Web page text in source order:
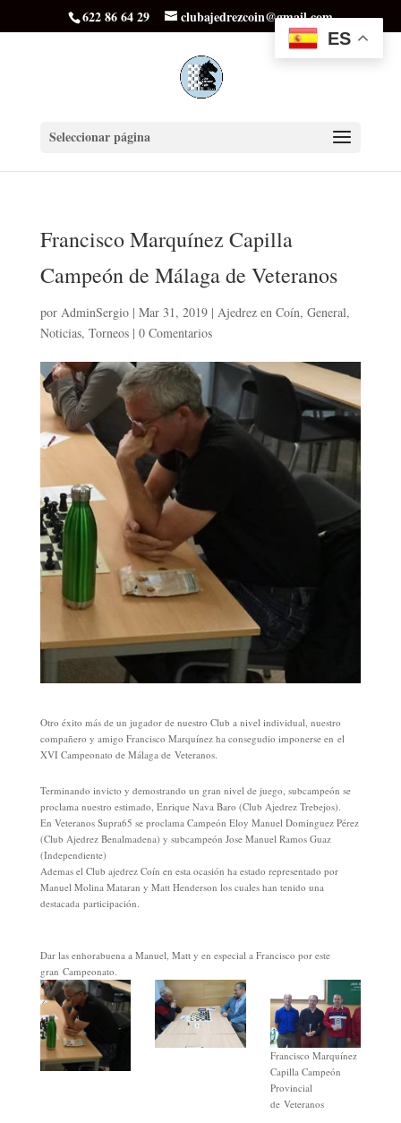
622 86 64 29 clubajedrezcoin@gmail.com
Seleccionar página
Francisco Marquínez Capilla
Campeón de Málaga de Veteranos
por AdminSergio| Mar 31, 2019| Ajedrez en Coín, General,
Noticias, Torneos| 0 Comentarios
Otro éxito más de un jugador de nuestro Club a nivel individual, nuestro
compañero y amigo Francisco Marquínez ha consegudio imponerse en el
XVI Campeonato de Málaga de Veteranos.
Terminando invicto y demostrando un gran nivel de juego, subcampeón se
proclama nuestro estimado, Enrique Nava Baro (Club Ajedrez Trebejos).
En Veteranos Supra65 se proclama Campeón Eloy Manuel Dominguez Pérez
(Club Ajedrez Benalmadena) y subcampeón Jose Manuel Ramos Guaz
(Independiente)
Ademas el Club ajedrez Coín en esta ocasión ha estado representado por
Manuel Molina Mataran y Matt Henderson los cuales han tenido una
destacada participación.
Dar las enhorabuena a Manuel, Matt y en especial a Francisco por este
gran Campeonato.
Francisco Marquínez
Capilla Campeón
Provincial
de Veteranos
ES